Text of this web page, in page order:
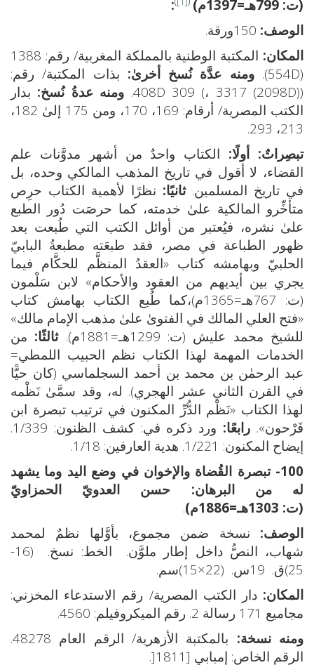
(ت: 799هـ=1397م)
:
الوصف:
المكان:
المكتبة الوطنية بالمملكة المغربية/ رقم: 1388
(554D).
ومنه عدَّة نُسخ أخرىٰ: بذات المكتبة/ رقم:
(408D 309 (، 3317 (2098D).
ومنه عدةُ نُسخ: بدار
الكتب المصرية/ أرقام: 169، 170، ومن 175 إلىٰ 182،
213، 293.
تبصِراتٌ: أولًا: الكتاب واحدٌ من أشهر مدوَّنات علم
القضاء، لا أقول في تاريخ المذهب المالكي وحده، بل
في تاريخ المسلمين.ثانيًا: نظرًا لأهمية الكتاب حرِص
متأخِّرو المالكية علىٰ خدمته، كما حرصَت دُور الطبع
علىٰ نشره، فيُعتبر من أوائل الكتب التي طُبعت بعد
ظهور الطباعة في مصر، فقد طبعَته مطبعةُ البابيّ
الحلبيّ وبهامشه كتاب «العقدُ المنظَّم للحكَّام فيما
يجري بين أيديهم من العقود والأحكام» لابن سَلْمون
(ت: 767هـ=1365م)،كما طُبع الكتاب بهامش كتاب
«فتح العلي المالك في الفتوىٰ علىٰ مذهب الإمام مالك»
للشيخ محمد عليش (ت: 1299هـ=1881م).
ثالثًا: من
الخدمات المهمة لهذا الكتاب نظم الحبيب اللمطي=
عبد الرحمٰن بن محمد بن أحمد السجلماسي (كان حيًّا
في القرن الثاني عشر الهجري). له، وقد سمَّىٰ نَظْمه
لهذا الكتاب «نَظْم الدُّرِّ المكنون في ترتيب تبصرة ابن
فَرْحون». رابعًا:
ورد ذكره في: كشف الظنون: 1/339.
إيضاح المكنون: 1/221. هدية العارفين: 1/18.
100- تبصرة القُضاة والإخوان في وضع اليد وما يشهد
له من البرهان: حسن العدويّ الحمزاويّ
(ت: 1303هـ=1886م)
.
الوصف: نسخة ضمن مجموع، بأوَّلها نظمٌ لمحمد
شهاب، النصُّ داخل إطار ملوَّن. الخط: نسخ. (16-
25)ق. 19س. (22×15)سم.
المكان: دار الكتب المصرية/ رقم الاستدعاء المخزني:
مجاميع 171 رسالة 2. رقم الميكروفيلم: 4560.
ومنه نسخة:
بالمكتبة الأزهرية/ الرقم العام 48278.
الرقم الخاص: إمبابي [1811[.